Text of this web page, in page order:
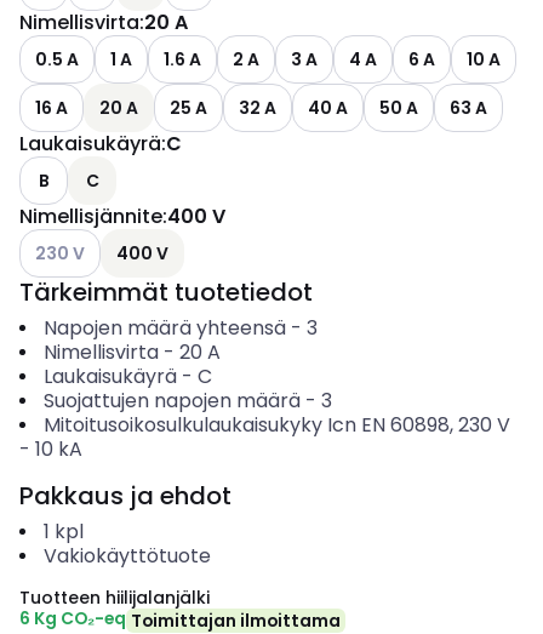
Nimellisvirta:20 A
0.5 A 1 A 1.6 A 2 A 3 A 4 A 6 A
10 A
16 A
20 A 25 A 32 A 40 A 50 A 63 A
Laukaisukäyrä:C
B C
Nimellisjännite:400 V
Katso käytettävissä olevat vaihtoehdot
230 V 400 V
Tärkeimmät tuotetiedot
Napojen määrä yhteensä- 3
Nimellisvirta- 20 A
Laukaisukäyrä- C
Suojattujen napojen määrä- 3
Mitoitusoikosulkulaukaisukyky Icn EN 60898, 230 V
- 10 kA
Pakkaus ja ehdot
1 kpl
Vakiokäyttötuote
Tuotteen hiilijalanjälki
6 Kg CO₂-eq Toimittajan ilmoittama